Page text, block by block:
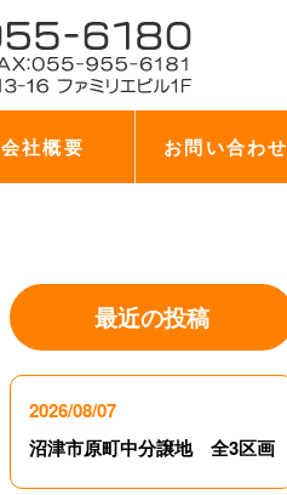
会社概要 お問い合わせ
最近の投稿
2026/08/07
沼津市原町中分譲地 全3区画